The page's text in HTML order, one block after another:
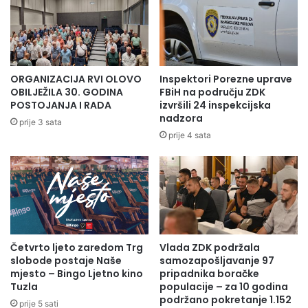
Muris Bulić predsjednik rafting kluba “Tuzlak”postoji od
2020.godine I radi na ekološkim projektima i očuvanju
voda.
ORGANIZACIJA RVI OLOVO
OBILJEŽILA 30. GODINA
POSTOJANJA I RADA
prije 3 sata
Inspektori Porezne uprave
FBiH na području ZDK
izvršili 24 inspekcijska
nadzora
prije 4 sata
Četvrto ljeto zaredom Trg
slobode postaje Naše
mjesto – Bingo Ljetno kino
Tuzla
prije 5 sati
Vlada ZDK podržala
samozapošljavanje 97
pripadnika boračke
populacije – za 10 godina
podržano pokretanje 1.152